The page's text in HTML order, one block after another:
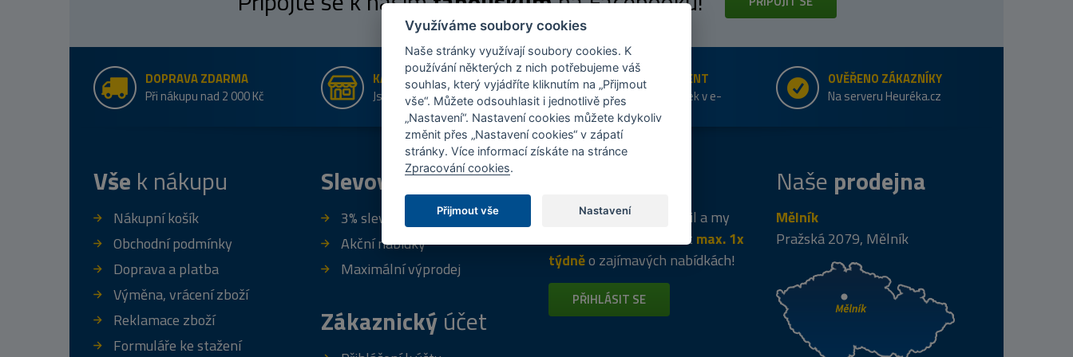
DOPRAVA ZDARMA
Při nákupu nad 2 000 Kč
KAMENNÉ PRODEJNY
Jsme na trhu více než 10 let
ŠIROKÝ SORTIMENT
Přes 20 tis. položek v e-
shopu
OVĚŘENO ZÁKAZNÍKY
Na serveru Heuréka.cz
Vše k nákupu
Nákupní košík
Obchodní podmínky
Doprava a platba
Výměna, vrácení zboží
Reklamace zboží
Formuláře ke stažení
Slevový program
3% sleva za registraci
Akční nabídky
Maximální výprodej
Zákaznickýúčet
Napište nám svůj e-mail a my
vás budeme informovat max. 1x
týdněo zajímavých nabídkách!
PŘIHLÁSIT SE
Naše prodejna
Mělník
Pražská 2079, Mělník
Využíváme soubory cookies
Naše stránky využívají soubory cookies. K
používání některých z nich potřebujeme váš
souhlas, který vyjádříte kliknutím na „Přijmout
vše“. Můžete odsouhlasit i jednotlivě přes
„Nastavení“. Nastavení cookies můžete kdykoliv
změnit přes „Nastavení cookies“ v zápatí
stránky. Více informací získáte na stránce
Zpracování cookies.
Přijmout vše Nastavení